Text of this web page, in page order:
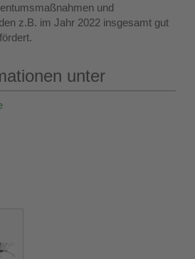
und
z.B. im Jahr 2022 insgesamt gut
unter